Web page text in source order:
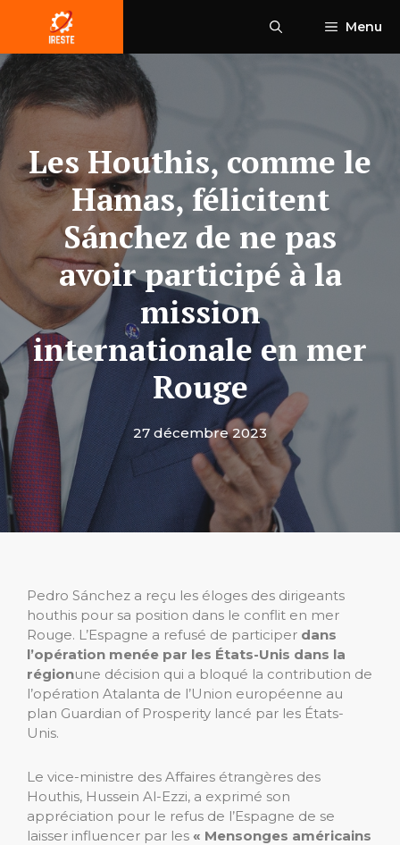
contenu
Menu
Les Houthis, comme le
Hamas, félicitent
Sánchez de ne pas
avoir participé à la
mission
internationale en mer
Rouge
27 décembre 2023
Pedro Sánchez a reçu les éloges des dirigeants
houthis pour sa position dans le conflit en mer
Rouge. L’Espagne a refusé de participer dans
l’opération menée par les États-Unis dans la
régionune décision qui a bloqué la contribution de
l’opération Atalanta de l’Union européenne au
plan Guardian of Prosperity lancé par les États-
Unis.
Le vice-ministre des Affaires étrangères des
Houthis, Hussein Al-Ezzi, a exprimé son
appréciation pour le refus de l’Espagne de se
laisser influencer par les « Mensonges américains